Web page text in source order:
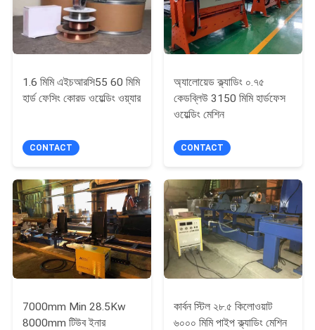
ম্যাপ
PRIVACY
POLICY
1.6 মিমি এইচআরসি55 60 মিমি
হার্ড ফেসিং কোরড ওয়েল্ডিং ওয়্যার
CONTACT
অ্যালোয়েড ক্ল্যাডিং ০.৭৫
কেডব্লিউ 3150 মিমি হার্ডফেস
ওয়েল্ডিং মেশিন
CONTACT
7000mm Min 28.5Kw
8000mm টিউব ইনার
কার্বন স্টিল ২৮.৫ কিলোওয়াট
৬০০০ মিমি পাইপ ক্ল্যাডিং মেশিন